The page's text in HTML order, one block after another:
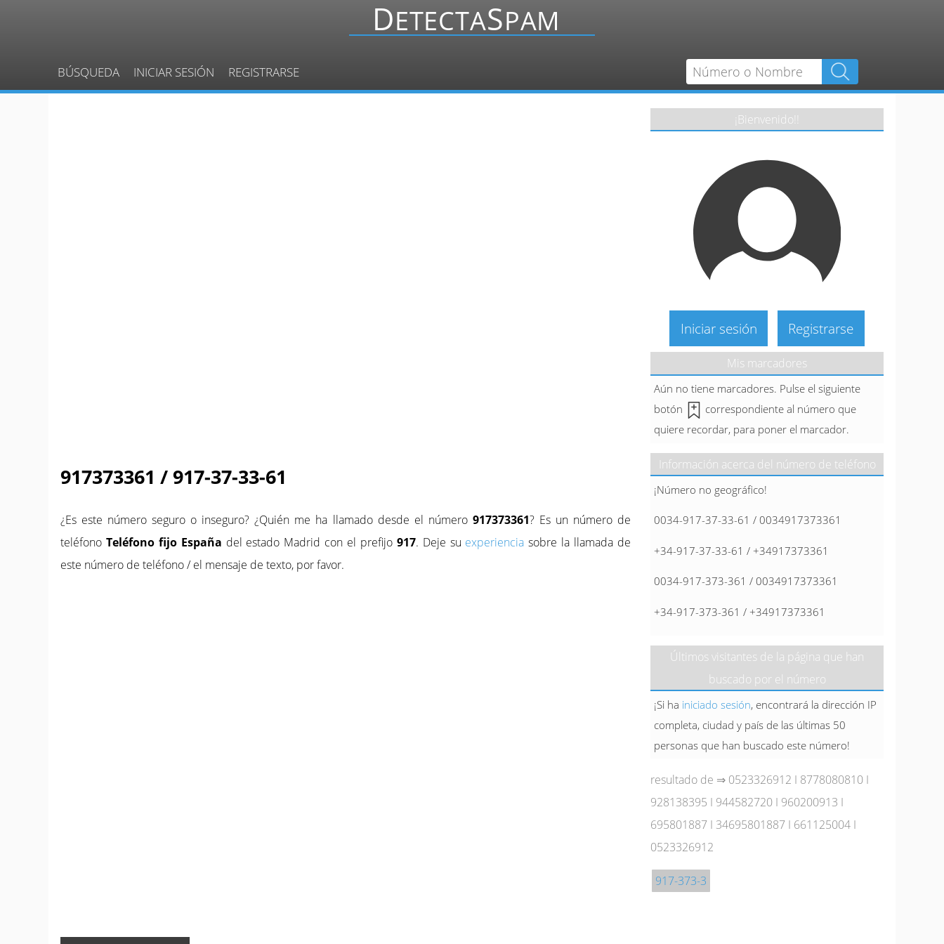
BÚSQUEDA INICIAR SESIÓN REGISTRARSE
917373361 / 917-37-33-61
¿Es este número seguro o inseguro? ¿Quién me ha llamado desde el número 917373361? Es un número de
teléfono Teléfono fijo España del estado Madrid con el prefijo 917. Deje su experiencia sobre la llamada de
este número de teléfono / el mensaje de texto, por favor.
¡Bienvenido!!
Iniciar sesión Registrarse
Mis marcadores
Aún no tiene marcadores. Pulse el siguiente
botón
correspondiente al número que
quiere recordar, para poner el marcador.
Información acerca del número de teléfono
¡Número no geográfico!
0034-917-37-33-61 / 0034917373361
+34-917-37-33-61 / +34917373361
0034-917-373-361 / 0034917373361
+34-917-373-361 / +34917373361
Últimos visitantes de la página que han
buscado por el número
¡Si ha iniciado sesión, encontrará la dirección IP
completa, ciudad y país de las últimas 50
personas que han buscado este número!
resultado de ⇒ 0523326912 I 8778080810 I
928138395 I 944582720 I 960200913 I
695801887 I 34695801887 I 661125004 I
0523326912
917-373-3